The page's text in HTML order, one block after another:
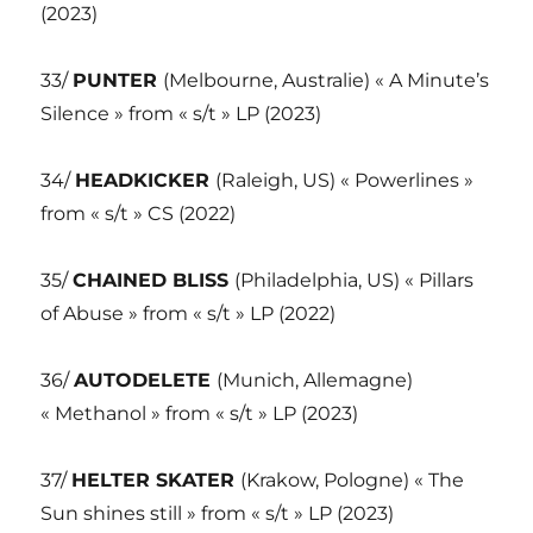
(2023)
33/ PUNTER (Melbourne, Australie) « A Minute’s
Silence » from « s/t » LP (2023)
34/ HEADKICKER (Raleigh, US) « Powerlines »
from « s/t » CS (2022)
35/CHAINED BLISS (Philadelphia, US) « Pillars
of Abuse » from « s/t » LP (2022)
36/AUTODELETE (Munich, Allemagne)
« Methanol » from « s/t » LP (2023)
37/ HELTER SKATER (Krakow, Pologne) « The
Sun shines still » from « s/t » LP (2023)